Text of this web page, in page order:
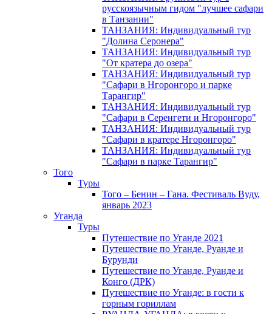
русскоязычным гидом "лучшее сафари
в Танзании"
ТАНЗАНИЯ: Индивидуальный тур
"Долина Серонера"
ТАНЗАНИЯ: Индивидуальный тур
"От кратера до озера"
ТАНЗАНИЯ: Индивидуальный тур
"Сафари в Нгоронгоро и парке
Тарангир"
ТАНЗАНИЯ: Индивидуальный тур
"Сафари в Серенгети и Нгоронгоро"
ТАНЗАНИЯ: Индивидуальный тур
"Сафари в кратере Нгоронгоро"
ТАНЗАНИЯ: Индивидуальный тур
"Сафари в парке Тарангир"
Того
Туры
Того – Бенин – Гана. Фестиваль Вуду,
январь 2023
Уганда
Туры
Путешествие по Уганде 2021
Путешествие по Уганде, Руанде и
Бурунди
Путешествие по Уганде, Руанде и
Конго (ДРК)
Путешествие по Уганде: в гости к
горным гориллам